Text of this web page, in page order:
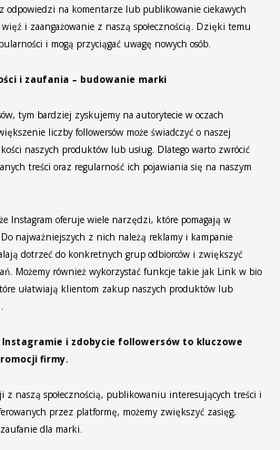
odpowiedzi na komentarze lub publikowanie ciekawych
i zaangażowanie z naszą społecznością. Dzięki temu
i mogą przyciągać uwagę nowych osób.
i zaufania – budowanie marki
tym bardziej zyskujemy na autorytecie w oczach
liczby followersów może świadczyć o naszej
naszych produktów lub usług. Dlatego warto zwrócić
treści oraz regularność ich pojawiania się na naszym
Instagram oferuje wiele narzędzi, które pomagają w
najważniejszych z nich należą reklamy i kampanie
dotrzeć do konkretnych grup odbiorców i zwiększyć
Możemy również wykorzystać funkcje takie jak Link w bio
ułatwiają klientom zakup naszych produktów lub
i zdobycie followersów to kluczowe
firmy.
naszą społecznością, publikowaniu interesujących treści i
przez platformę, możemy zwiększyć zasięg,
dla marki.